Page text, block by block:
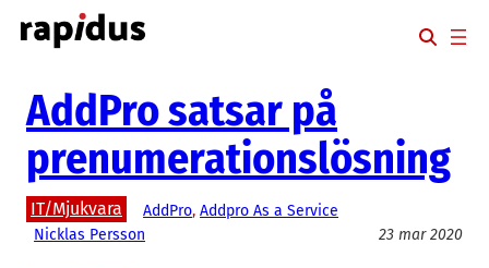
Hoppa
till
AddPro satsar på
prenumerationslösning
IT/Mjukvara AddPro, Addpro As a Service
Nicklas Persson
23 mar 2020